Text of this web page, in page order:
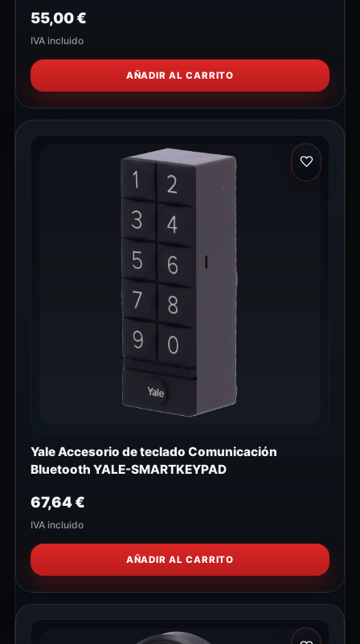
55,00€
IVA incluido
AÑADIR AL CARRITO
Yale Accesorio de teclado Comunicación
Bluetooth YALE-SMARTKEYPAD
67,64€
IVA incluido
AÑADIR AL CARRITO